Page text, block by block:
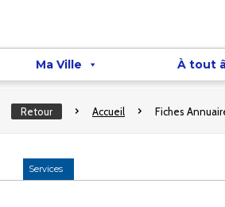
Ma Ville À tout
Retour Accueil Fiches
Services